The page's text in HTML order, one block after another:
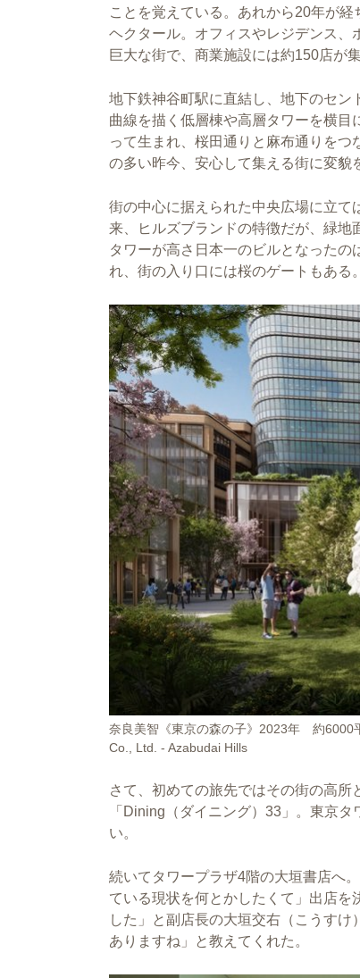
ことを覚えている。あれから20年が
ヘクタール。オフィスやレジデンス、
巨大な街で、商業施設には約150店が集
地下鉄神谷町駅に直結し、地下のセン
曲線を描く低層棟や高層タワーを横目
って生まれ、桜田通りと麻布通りを
の多い昨今、安心して集える街に変貌
街の中心に据えられた中央広場に立て
来、ヒルズブランドの特徴だが、緑地
タワーが高さ日本一のビルとなった
れ、街の入り口には桜のゲートもある
奈良美智《東京の森の子》2023年 約6000
Co., Ltd. - Azabudai Hills
さて、初めての旅先ではその街の高
「Dining（ダイニング）33」。東京
い。
続いてタワープラザ4階の大垣書店へ
ている現状を何とかしたくて」出店を
した」と副店長の大垣交右（こうす
ありますね」と教えてくれた。